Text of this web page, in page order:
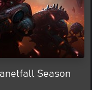
Season